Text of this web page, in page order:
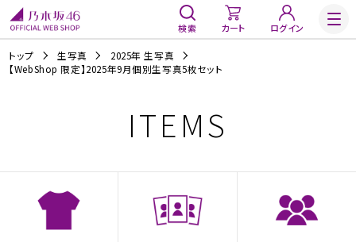
検索 カート ログイン
トップ 生写真
2025年 生写真
【WebShop 限定】2025年9月個別生写真5枚セット
ITEMS